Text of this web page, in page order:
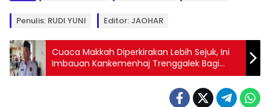
Penulis: RUDI YUNI Editor: JAOHAR
Cuaca Makkah Diperkirakan Lebih Sejuk, Ini
Imbauan Kankemenhaj Trenggalek Bagi
Jamaah Haji